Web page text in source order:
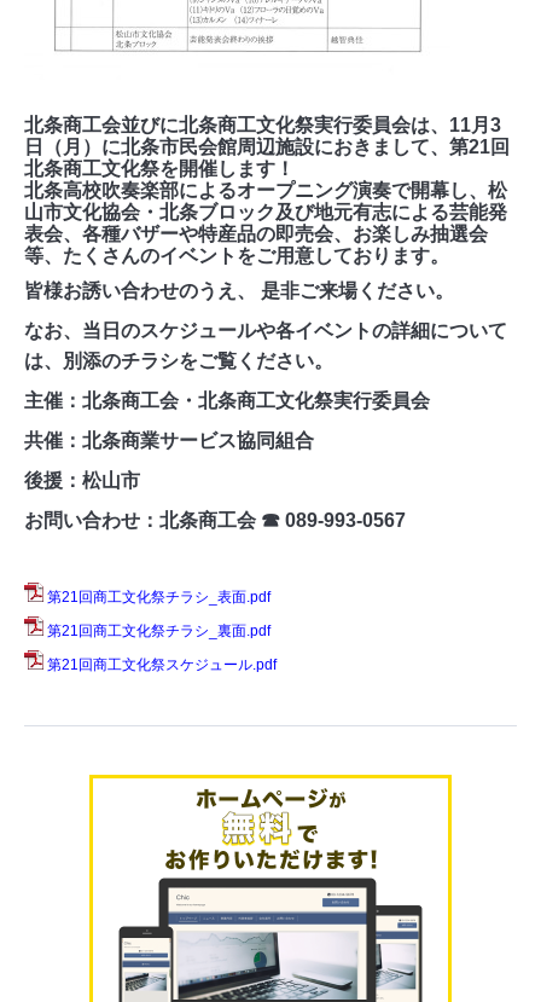
北条商工会並びに北条商工文化祭実行委員会は、11月3
日（月）に北条市民会館周辺施設におきまして、第21回
北条商工文化祭を開催します！
北条高校吹奏楽部によるオープニング演奏で開幕し、松
山市文化協会・北条ブロック及び地元有志による芸能発
表会、各種バザーや特産品の即売会、お楽しみ抽選会
等、たくさんのイベントをご用意しております。
皆様お誘い合わせのうえ、 是非ご来場ください。
なお、当日のスケジュールや各イベントの詳細について
は、別添のチラシをご覧ください。
主催：北条商工会・北条商工文化祭実行委員会
共催：北条商業サービス協同組合
後援：松山市
お問い合わせ：北条商工会 ☎ 089-993-0567
第21回商工文化祭チラシ_表面.pdf
第21回商工文化祭チラシ_裏面.pdf
第21回商工文化祭スケジュール.pdf